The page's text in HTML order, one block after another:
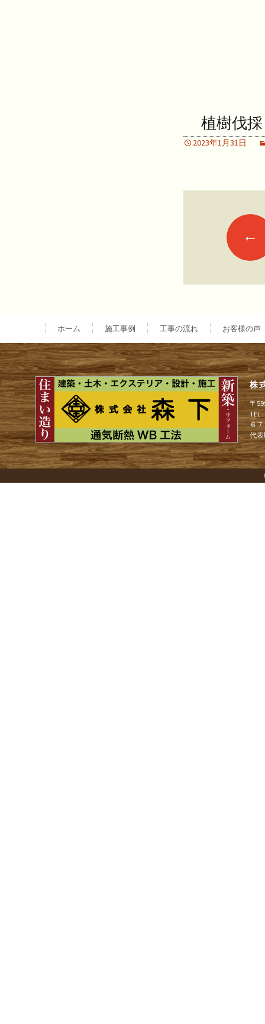
植樹伐採
2023年1月31日
稿
ナ
ビ
ゲ
ー
シ
←
ホーム 施工事例 工事の流れ お客様の声
株
〒
TEL
６
代